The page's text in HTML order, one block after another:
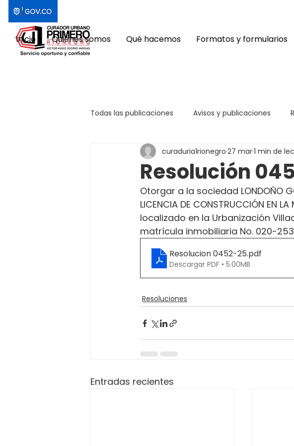
Inicio Quiénes somos Qué hacemos Formatos y formularios
Todas las publicaciones Avisos y publicaciones
Resolución
curaduria1rionegro 27 mar1 min de
Otorgar a la sociedad LONDOÑO
LICENCIA DE CONSTRUCCIÓN EN
localizado en la Urbanización
matrícula inmobiliaria No. 020-
Resolucion 0452-25.pdf
Descargar PDF • 5.00MB
Resoluciones
Entradas recientes